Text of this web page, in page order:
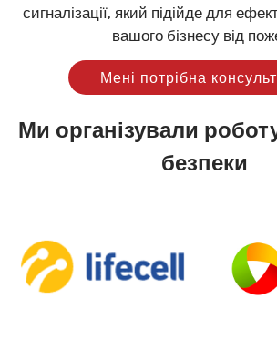
сигналізації, який підійде для
вашого бізнесу від
Мені потрібна
Ми організували
безпеки